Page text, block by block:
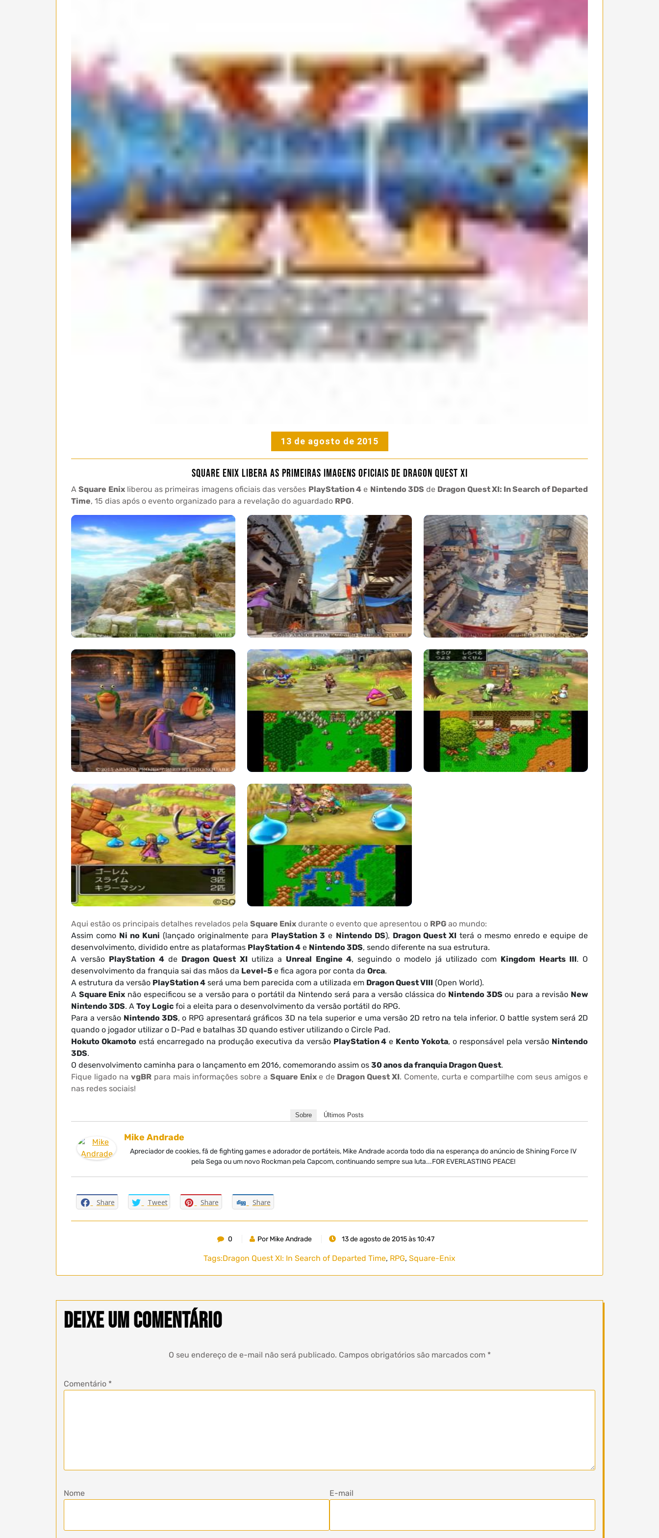
13 de agosto de 2015
Square Enix libera as primeiras imagens oficiais de Dragon Quest XI
ASquare Enixliberou as primeiras imagens oficiais das versões PlayStation 4 e Nintendo 3DS de Dragon Quest XI: In Search of Departed
Time, 15 dias após o evento organizado para a revelação do aguardado RPG.
Aqui estão os principais detalhes revelados pela Square Enix durante o evento que apresentou o RPG ao mundo:
Assim como Ni no Kuni (lançado originalmente para PlayStation 3 e Nintendo DS), Dragon Quest XI terá o mesmo enredo e equipe de
desenvolvimento, dividido entre as plataformas PlayStation 4 e Nintendo 3DS, sendo diferente na sua estrutura.
A versão PlayStation 4de Dragon Quest XI utiliza a Unreal Engine 4, seguindo o modelo já utilizado com Kingdom Hearts III. O
desenvolvimento da franquia sai das mãos da Level-5 e fica agora por conta da Orca.
A estrutura da versão PlayStation 4 será uma bem parecida com a utilizada em Dragon Quest VIII (Open World).
A Square Enix não especificou se a versão para o portátil da Nintendo será para a versão clássica do Nintendo 3DS ou para a revisão New
Nintendo 3DS. A Toy Logic foi a eleita para o desenvolvimento da versão portátil do RPG.
Para a versão Nintendo 3DS, o RPG apresentará gráficos 3D na tela superior e uma versão 2D retro na tela inferior. O battle system será 2D
quando o jogador utilizar o D-Pad e batalhas 3D quando estiver utilizando o Circle Pad.
Hokuto Okamotoestá encarregado na produção executiva da versão PlayStation 4 e Kento Yokota, o responsável pela versão Nintendo
3DS.
O desenvolvimento caminha para o lançamento em 2016, comemorando assim os 30 anos da franquia Dragon Quest.
Fique ligado na vgBRpara mais informações sobre aSquare Enixe deDragon Quest XI. Comente, curta e compartilhe com seus amigos e
nas redes sociais!
Sobre Últimos Posts
Mike Andrade
Apreciador de cookies, fã de fighting games e adorador de portáteis, Mike Andrade acorda todo dia na esperança do anúncio de Shining Force IV
pela Sega ou um novo Rockman pela Capcom, continuando sempre sua luta...FOR EVERLASTING PEACE!
Share Tweet Share Share
0 Por Mike Andrade 13 de agosto de 2015 às 10:47
Tags:Dragon Quest XI: In Search of Departed Time, RPG, Square-Enix
Deixe um comentário
O seu endereço de e-mail não será publicado. Campos obrigatórios são marcados com *
Comentário *
Nome E-mail